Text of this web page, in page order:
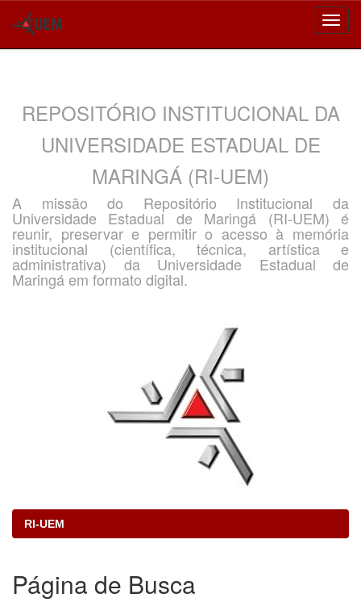
REPOSITÓRIO INSTITUCIONAL DA
UNIVERSIDADE ESTADUAL DE
MARINGÁ (RI-UEM)
A missão do Repositório Institucional da
Universidade Estadual de Maringá (RI-UEM) é
reunir, preservar e permitir o acesso à memória
institucional (científica, técnica, artística e
administrativa) da Universidade Estadual de
Maringá em formato digital.
RI-UEM
Página de Busca